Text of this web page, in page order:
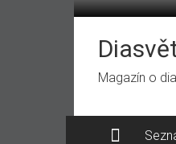
Přeskočit
obsah
Magazín o